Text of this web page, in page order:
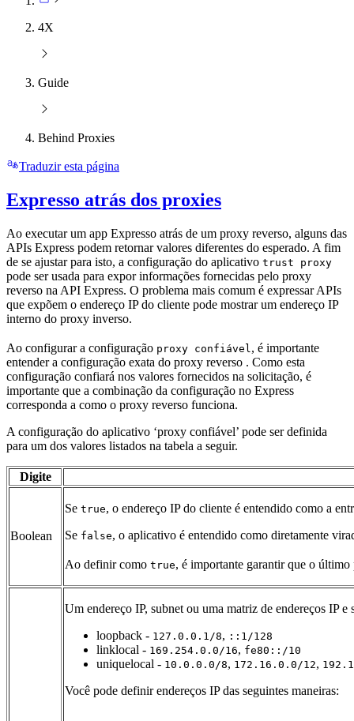
4X
Guide
Behind Proxies
Traduzir esta página
Expresso atrás dos proxies
Ao executar um app Expresso atrás de um proxy reverso, alguns das
APIs Express podem retornar valores diferentes do esperado. A fim
de se ajustar para isto, a configuração do aplicativo trust proxy
pode ser usada para expor informações fornecidas pelo proxy
reverso na API Express. O problema mais comum é expressar APIs
que expõem o endereço IP do cliente pode mostrar um endereço IP
interno do proxy inverso.
Ao configurar a configuração proxy confiável , é importante
entender a configuração exata do proxy reverso . Como esta
configuração confiará nos valores fornecidos na solicitação, é
importante que a combinação da configuração no Express
corresponda a como o proxy reverso funciona.
A configuração do aplicativo ‘proxy confiável’ pode ser definida
para um dos valores listados na tabela a seguir.
Digite
Boolean
Se true, o endereço IP do cliente é entendido como a
Se false, o aplicativo é entendido como diretamente
Ao definir como true, é importante garantir que o
Um endereço IP, subnet ou uma matriz de endereços IP
loopback - 127.0.0.1/8, ::1/128
linklocal - 169.254.0.0/16, fe80::/10
uniquelocal - 10.0.0.0/8, 172.16.0.0/12,
Você pode definir endereços IP das seguintes maneiras: